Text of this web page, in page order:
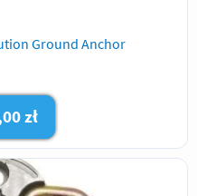
Ground Anchor
zł